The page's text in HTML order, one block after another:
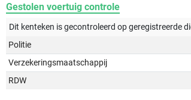
Gestolen voertuig controle
Dit kenteken is gecontroleerd opgeregistreerde
Politie
Verzekeringsmaatschappij
RDW